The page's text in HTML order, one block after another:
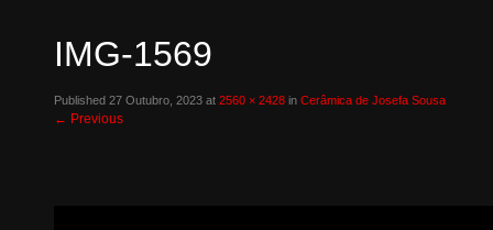
IMG-1569
Published27 Outubro, 2023 at2560 × 2428 inCerâmica de Josefa Sousa
← Previous